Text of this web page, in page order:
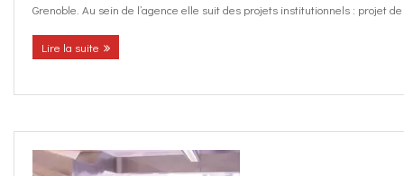
Grenoble. Au sein de l’agence elle suit des projets institutionnels : projet
Lire la suite